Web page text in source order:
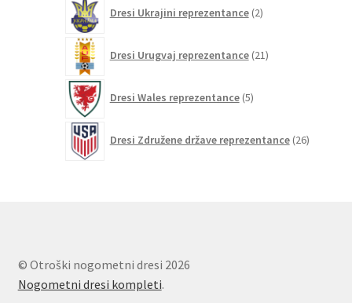
Dresi Ukrajini reprezentance 2izdelka
Dresi Urugvaj reprezentance 21izdelkov
Dresi Wales reprezentance 5izdelkov
Dresi Združene države reprezentance 26izdelkov
© Otroški nogometni dresi 2026
Nogometni dresi kompleti.